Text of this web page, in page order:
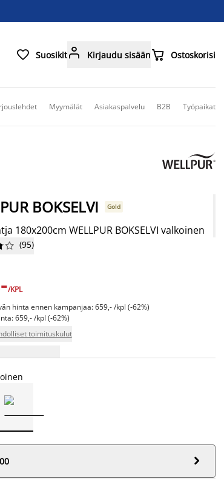
 Suosikit Kirjaudu sisään Ostoskorisi
Myymälät Asiakaspalvelu B2B Työpaikat
BOKSELVI Gold
180x200cm WELLPUR BOKSELVI valkoinen

 (95)
/KPL
hinta ennen kampanjaa: 659,- /kpl (-62%)
659,- /kpl (-62%)
toimituskulut
